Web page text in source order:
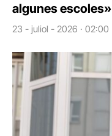
algunes escoles»
23 - juliol - 2026 · 02:00